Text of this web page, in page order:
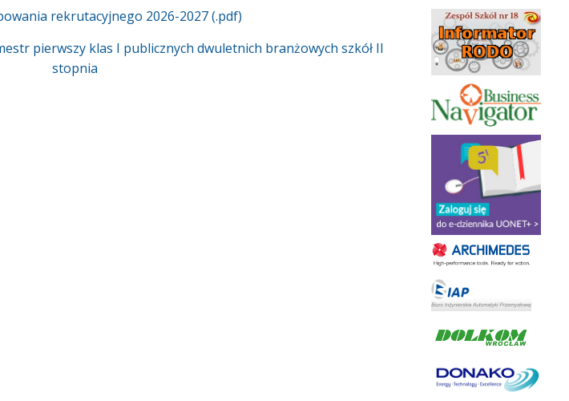
rekrutacyjnego 2026-2027 (.pdf)
pierwszy klas I publicznych dwuletnich branżowych szkół II
stopnia